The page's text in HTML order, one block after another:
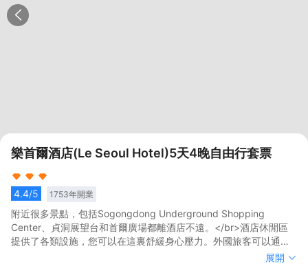
樂首爾酒店(Le Seoul Hotel)5天4晚自由行套票
4.4/5 1753年開業
附近很多景點，包括Sogongdong Underground Shopping
Center、貞洞展望台和首爾廣場都離酒店不遠。</br>酒店休閒區
提供了各類設施，您可以在這裏舒緩身心壓力。外國旅客可以通過
展開